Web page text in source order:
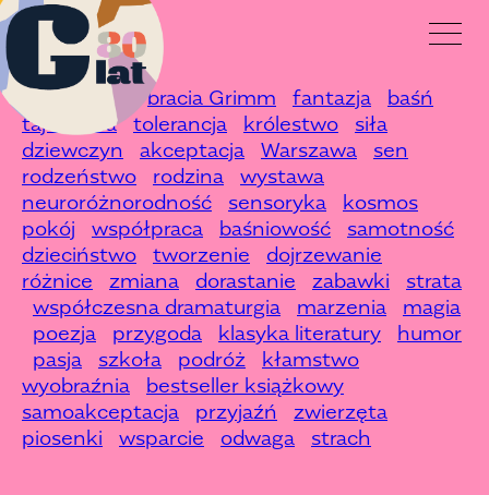
Przejdź
do
strony
głównej
supermoce bracia Grimm fantazja
baśń
tajemnica
tolerancja królestwo
siła
dziewczyn
akceptacja Warszawa
sen
rodzeństwo
rodzina
wystawa
neuroróżnorodność
sensoryka
kosmos
pokój
współpraca baśniowość
samotność
dzieciństwo
tworzenie
dojrzewanie
różnice
zmiana dorastanie zabawki
strata
współczesna dramaturgia
marzenia
magia
poezja
przygoda klasyka literatury
humor
pasja
szkoła podróż
kłamstwo
wyobraźnia
bestseller książkowy
samoakceptacja
przyjaźń
zwierzęta
piosenki
wsparcie odwaga strach